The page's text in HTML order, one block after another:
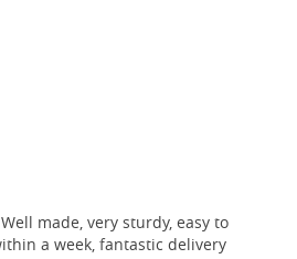
made, very sturdy, easy to
a week, fantastic delivery